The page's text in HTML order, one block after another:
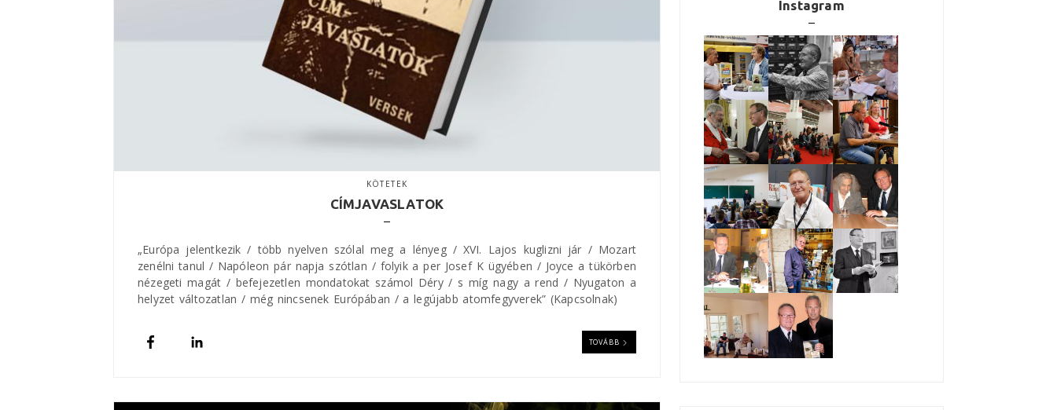
KÖTETEK
CÍMJAVASLATOK
„Európa jelentkezik / több nyelven szólal meg a lényeg / XVI. Lajos kuglizni jár / Mozart
zenélni tanul / Napóleon pár napja szótlan / folyik a per Josef K ügyében / Joyce a tükörben
nézegeti magát / befejezetlen mondatokat számol Déry / s míg nagy a rend / Nyugaton a
helyzet változatlan / még nincsenek Európában / a legújabb atomfegyverek” (Kapcsolnak)
TOVÁBB
Instagram